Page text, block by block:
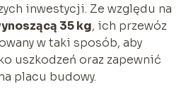
inwestycji. Ze względu na
35 kg, ich przewóz
w taki sposób, aby
uszkodzeń oraz zapewnić
placu budowy.